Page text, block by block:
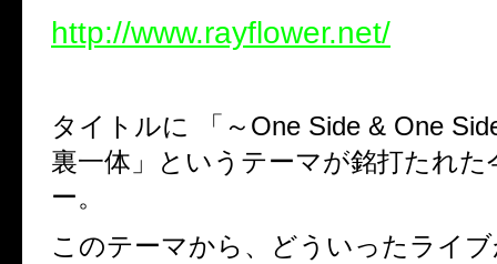
http://www.rayflower.net/
タイトルに 「～ One Side & One
裏一体」というテーマが銘打たれた
ー。
このテーマから、どういったライ